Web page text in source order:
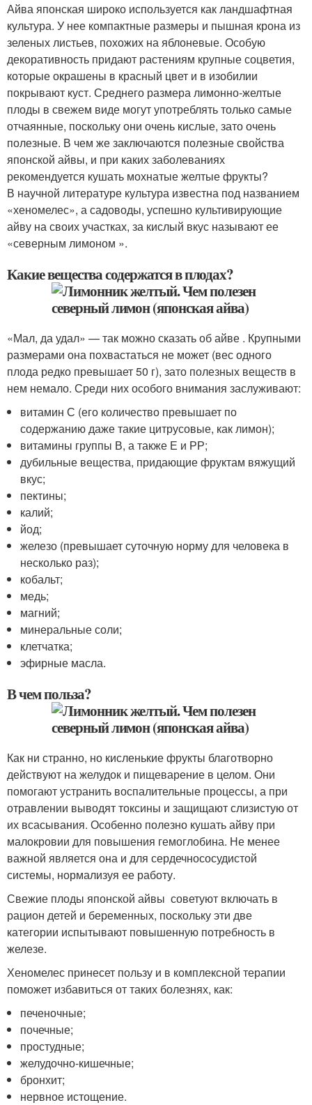
Айва японская широко используется как ландшафтная
культура. У нее компактные размеры и пышная крона из
зеленых листьев, похожих на яблоневые. Особую
декоративность придают растениям крупные соцветия,
которые окрашены в красный цвет и в изобилии
покрывают куст. Среднего размера лимонно-желтые
плоды в свежем виде могут употреблять только самые
отчаянные, поскольку они очень кислые, зато очень
полезные. В чем же заключаются полезные свойства
японской айвы, и при каких заболеваниях
рекомендуется кушать мохнатые желтые фрукты?
В научной литературе культура известна под названием
«хеномелес», а садоводы, успешно культивирующие
айву на своих участках, за кислый вкус называют ее
«северным лимоном ».
Какие вещества содержатся в плодах?
«Мал, да удал» — так можно сказать об айве . Крупными
размерами она похвастаться не может (вес одного
плода редко превышает 50 г), зато полезных веществ в
нем немало. Среди них особого внимания заслуживают:
витамин С (его количество превышает по
содержанию даже такие цитрусовые, как лимон);
витамины группы В, а также Е и РР;
дубильные вещества, придающие фруктам вяжущий
вкус;
пектины;
калий;
йод;
железо (превышает суточную норму для человека в
несколько раз);
кобальт;
медь;
магний;
минеральные соли;
клетчатка;
эфирные масла.
В чем польза?
Как ни странно, но кисленькие фрукты благотворно
действуют на желудок и пищеварение в целом. Они
помогают устранить воспалительные процессы, а при
отравлении выводят токсины и защищают слизистую от
их всасывания. Особенно полезно кушать айву при
малокровии для повышения гемоглобина. Не менее
важной является она и для сердечнососудистой
системы, нормализуя ее работу.
Свежие плоды японской айвы советуют включать в
рацион детей и беременных, поскольку эти две
категории испытывают повышенную потребность в
железе.
Хеномелес принесет пользу и в комплексной терапии
поможет избавиться от таких болезнях, как:
печеночные;
почечные;
простудные;
желудочно-кишечные;
бронхит;
нервное истощение.